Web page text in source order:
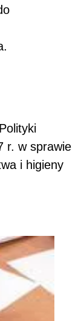
r. w sprawie
i higieny